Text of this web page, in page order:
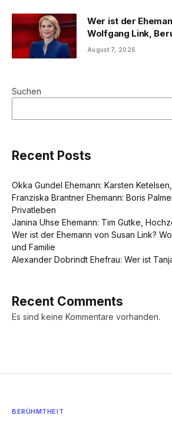
Wer ist der
Wolfgang Link,
August 7, 2026
Suchen
Recent Posts
Okka Gundel Ehemann: Karsten
Franziska Brantner Ehemann: Boris
Privatleben
Janina Uhse Ehemann: Tim Gutke,
Wer ist der Ehemann von Susan Link?
und Familie
Alexander Dobrindt Ehefrau: Wer ist
Recent Comments
Es sind keine Kommentare vorhanden.
BERÜHMTHEIT